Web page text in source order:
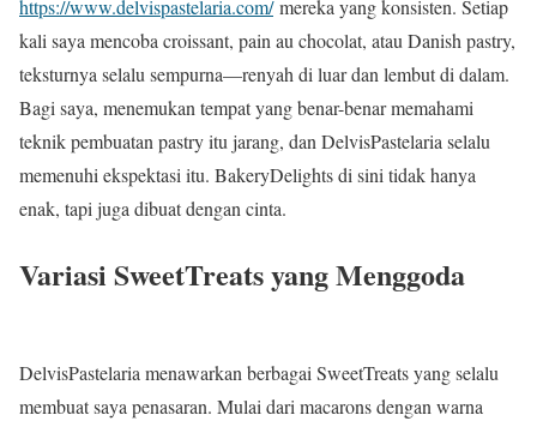
https://www.delvispastelaria.com/mereka yang konsisten. Setiap
kali saya mencoba croissant, pain au chocolat, atau Danish pastry,
teksturnya selalu sempurna—renyah di luar dan lembut di dalam.
Bagi saya, menemukan tempat yang benar-benar memahami
teknik pembuatan pastry itu jarang, dan DelvisPastelaria selalu
memenuhi ekspektasi itu. BakeryDelights di sini tidak hanya
enak, tapi juga dibuat dengan cinta.
Variasi SweetTreats yang Menggoda
DelvisPastelaria menawarkan berbagai SweetTreats yang selalu
membuat saya penasaran. Mulai dari macarons dengan warna